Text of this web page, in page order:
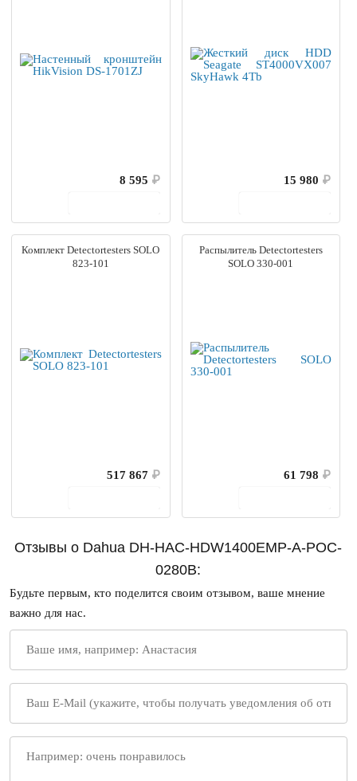
8 595 ₽
15 980 ₽
Комплект Detectortesters SOLO
823-101
517 867 ₽
Распылитель Detectortesters
SOLO 330-001
61 798 ₽
Отзывы о Dahua DH-HAC-HDW1400EMP-A-POC-
0280B:
Будьте первым, кто поделится своим отзывом, ваше мнение
важно для нас.